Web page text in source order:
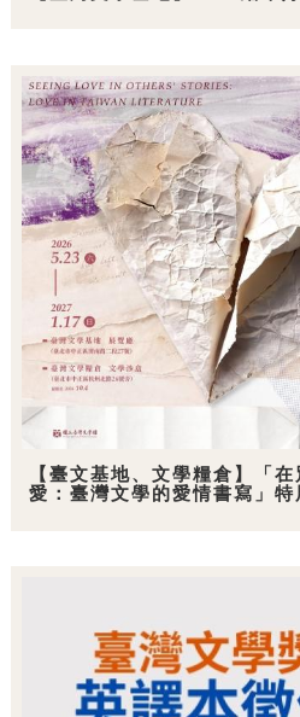
【臺文基地、文學糧倉】「
愛：臺灣文學的愛情書寫」特